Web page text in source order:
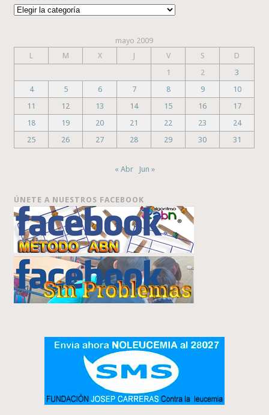
Categorías
mayo 2009
L
M X J V S
D
1
2
3
4
5 6 7 8 9
10
11
12 13 14 15 16
17
18
19 20 21 22 23
24
25
26 27 28 29 30 31
« Abr Jun »
ÚNETE A NUESTROS FACEBOOK